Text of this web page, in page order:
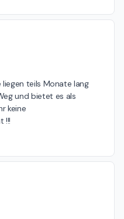
liegen teils Monate lang
und bietet es als
keine
!!!